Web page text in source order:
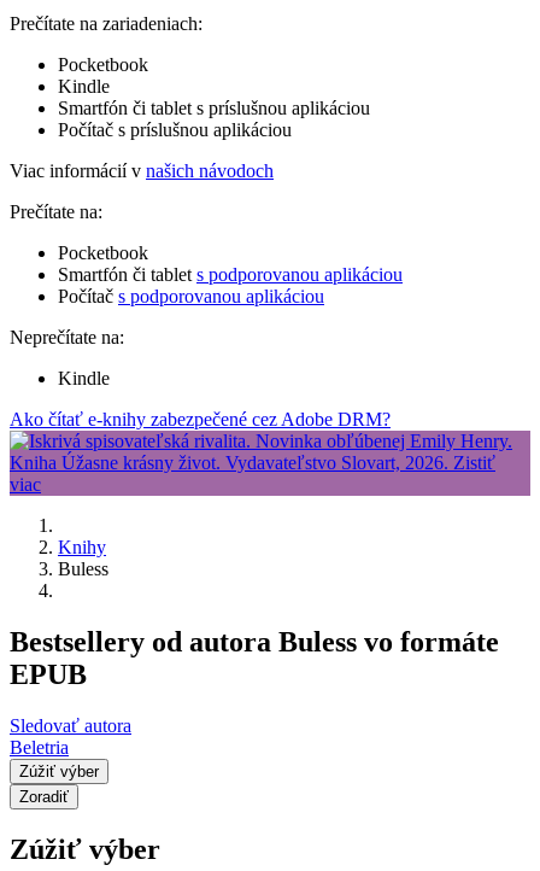
Prečítate na zariadeniach:
Pocketbook
Kindle
Smartfón či tablet s príslušnou aplikáciou
Počítač s príslušnou aplikáciou
Viac informácií v našich návodoch
Prečítate na:
Pocketbook
Smartfón či tablet s podporovanou aplikáciou
Počítač s podporovanou aplikáciou
Neprečítate na:
Kindle
Ako čítať e-knihy zabezpečené cez Adobe DRM?
Knihy
Buless
Bestsellery od autora Buless vo formáte
EPUB
Sledovať autora
Beletria
Zúžiť výber
Zoradiť
Zúžiť výber